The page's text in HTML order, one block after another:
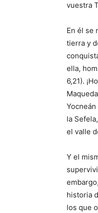
vuestra
En él se
tierra y
ella,
6,21).
la
el valle
Y el
historia
los que